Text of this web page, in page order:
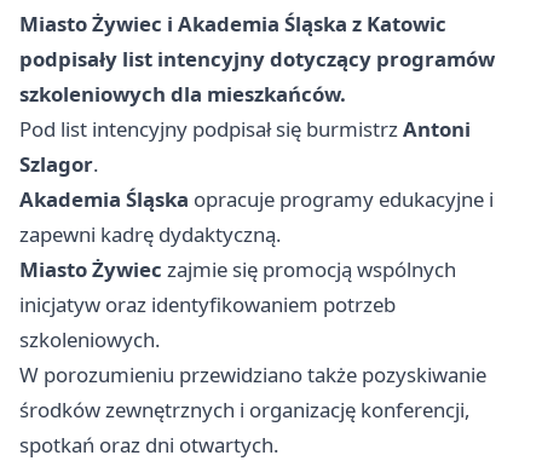
Miasto Żywiec i Akademia Śląska z Katowic
podpisały list intencyjny dotyczący programów
szkoleniowych dla mieszkańców.
Pod list intencyjny podpisał się burmistrzAntoni
Szlagor.
Akademia Śląska opracuje programy edukacyjne i
zapewni kadrę dydaktyczną.
Miasto Żywiec zajmie się promocją wspólnych
inicjatyw oraz identyfikowaniem potrzeb
szkoleniowych.
W porozumieniu przewidziano także pozyskiwanie
środków zewnętrznych i organizację konferencji,
spotkań oraz dni otwartych.